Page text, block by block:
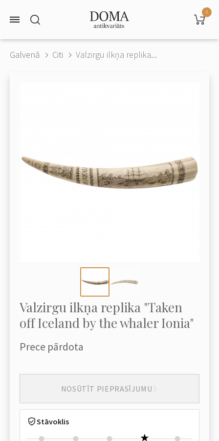
0
Galvenā Citi Valzirgu ilkņa replika...
Valzirgu ilkņa replika "Taken
off Iceland by the whaler Ionia"
Prece pārdota
NOSŪTĪT PIEPRASĪJUMU
Stāvoklis